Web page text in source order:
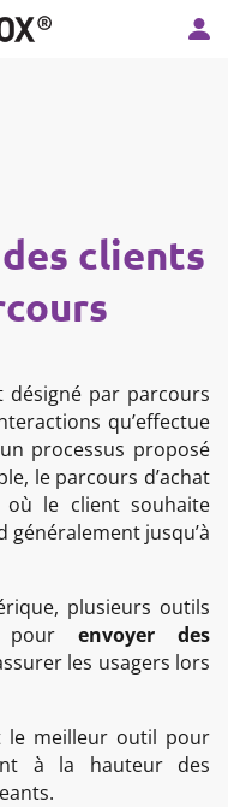
clients
désigné par parcours
qu’effectue
processus proposé
le parcours d’achat
le client souhaite
généralement jusqu’à
plusieurs outils
pour envoyer des
les usagers lors
le meilleur outil pour
à la hauteur des